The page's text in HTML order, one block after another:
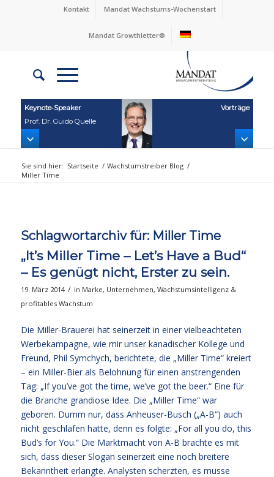
Kontakt Mandat Wachstums-Wochenstart
Mandat Growthletter®
Keynote‑Speaker
Prof. Dr. Guido Quelle
Vorträge
Sie sind hier: Startseite / Wachstumstreiber Blog /
Miller Time
Schlagwortarchiv für: Miller Time
„It’s Miller Time – Let’s Have a Bud“
– Es genügt nicht, Erster zu sein.
19. März 2014 / in Marke, Unternehmen, Wachstumsintelligenz &
profitables Wachstum
Die Miller-Brauerei hat seinerzeit in einer vielbeachteten
Werbekampagne, wie mir unser kanadischer Kollege und
Freund, Phil Symchych, berichtete, die „Miller Time“ kreiert
– ein Miller-Bier als Belohnung für einen anstrengenden
Tag: „If you’ve got the time, we’ve got the beer.“ Eine für
die Branche grandiose Idee. Die „Miller Time“ war
geboren. Dumm nur, dass Anheuser-Busch („A-B“) auch
nicht geschlafen hatte, denn es folgte: „For all you do, this
Bud’s for You.“ Die Marktmacht von A-B brachte es mit
sich, dass dieser Slogan seinerzeit eine noch breitere
Bekanntheit erlangte. Analysten scherzten, es müsse